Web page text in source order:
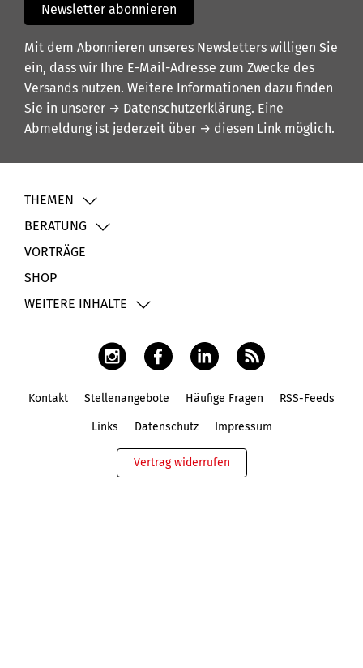
Newsletter abonnieren
Mit dem Abonnieren unseres Newsletters willigen Sie
ein, dass wir Ihre E-Mail-Adresse zum Zwecke des
Versands nutzen. Weitere Informationen dazu finden
Sie in unserer → Datenschutzerklärung. Eine
Abmeldung ist jederzeit über → diesen Link möglich.
THEMEN
BERATUNG
VORTRÄGE
SHOP
WEITERE INHALTE
Kontakt Stellenangebote Häufige Fragen RSS-Feeds
Links Datenschutz Impressum
Vertrag widerrufen